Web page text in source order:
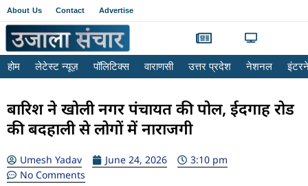
About Us Contact Advertise
होम लेटेस्ट न्यूज़ पॉलिटिक्स वाराणसी उत्तर प्रदेश नेशनल
बारिश ने खोली नगर पंचायत की पोल, ईदगाह रोड
की बदहाली से लोगों में नाराजगी
Umesh Yadav June 24, 2026
3:10 pm
No Comments